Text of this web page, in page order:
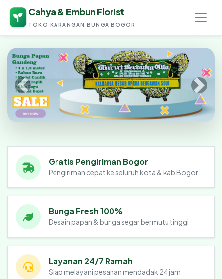
Cahya & Embun Florist
TOKO KARANGAN BUNGA BOGOR
Cahya & Embun
Gratis Pengiriman Bogor
Pengiriman cepat ke seluruh kota & kab Bogor
Bunga Fresh 100%
Desain papan & bunga segar bermutu tinggi
Layanan 24/7 Ramah
Siap melayani pesanan mendadak 24 jam